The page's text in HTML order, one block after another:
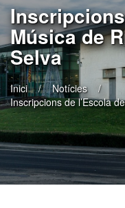
Música de
Selva
Inici
Notícies
​Inscripcions de l’Escola